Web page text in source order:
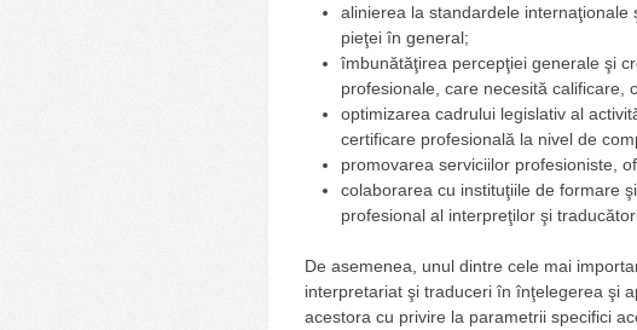
alinierea la standardele
pieţei în general;
îmbunătăţirea percepţiei generale şi
profesionale, care necesită calificare,
optimizarea cadrului legislativ al
certificare profesională la nivel de
promovarea serviciilor profesioniste,
colaborarea cu instituţiile de formare
profesional al interpreţilor şi
De asemenea, unul dintre cele mai
interpretariat şi traduceri în înţelegerea şi
acestora cu privire la parametrii specifici